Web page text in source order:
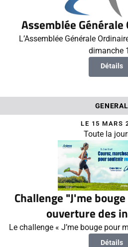
Assemblée
L’Assemblée Générale
dimanche
Détails
GENERAL
LE 15 MARS
Toute la
Challenge "J'me
ouverture des
Le challenge « J’me bouge pour
Détails